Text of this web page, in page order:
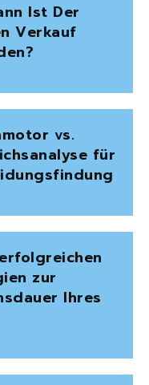
Ist Der
Verkauf
vs.
für
zur
Ihres